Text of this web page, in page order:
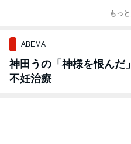
もっ
ABEMA
神田うの「神様を恨んだ
不妊治療